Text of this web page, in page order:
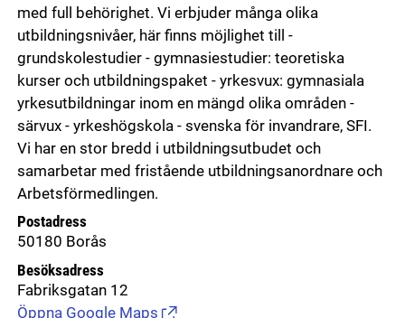
med full behörighet. Vi erbjuder många olika
utbildningsnivåer, här finns möjlighet till -
grundskolestudier - gymnasiestudier: teoretiska
kurser och utbildningspaket - yrkesvux: gymnasiala
yrkesutbildningar inom en mängd olika områden -
särvux - yrkeshögskola - svenska för invandrare, SFI.
Vi har en stor bredd i utbildningsutbudet och
samarbetar med fristående utbildningsanordnare och
Arbetsförmedlingen.
Postadress
50180 Borås
Besöksadress
Fabriksgatan 12
Öppna Google Maps (Länk till extern sida.)